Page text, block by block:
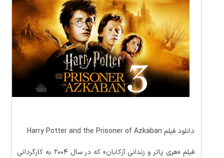
دانلود فیلم Harry Potter and the Prisoner of Azkaban
فیلم «هری پاتر و زندانی آزکابان» که در سال ۲۰۰۴ به کارگردانی